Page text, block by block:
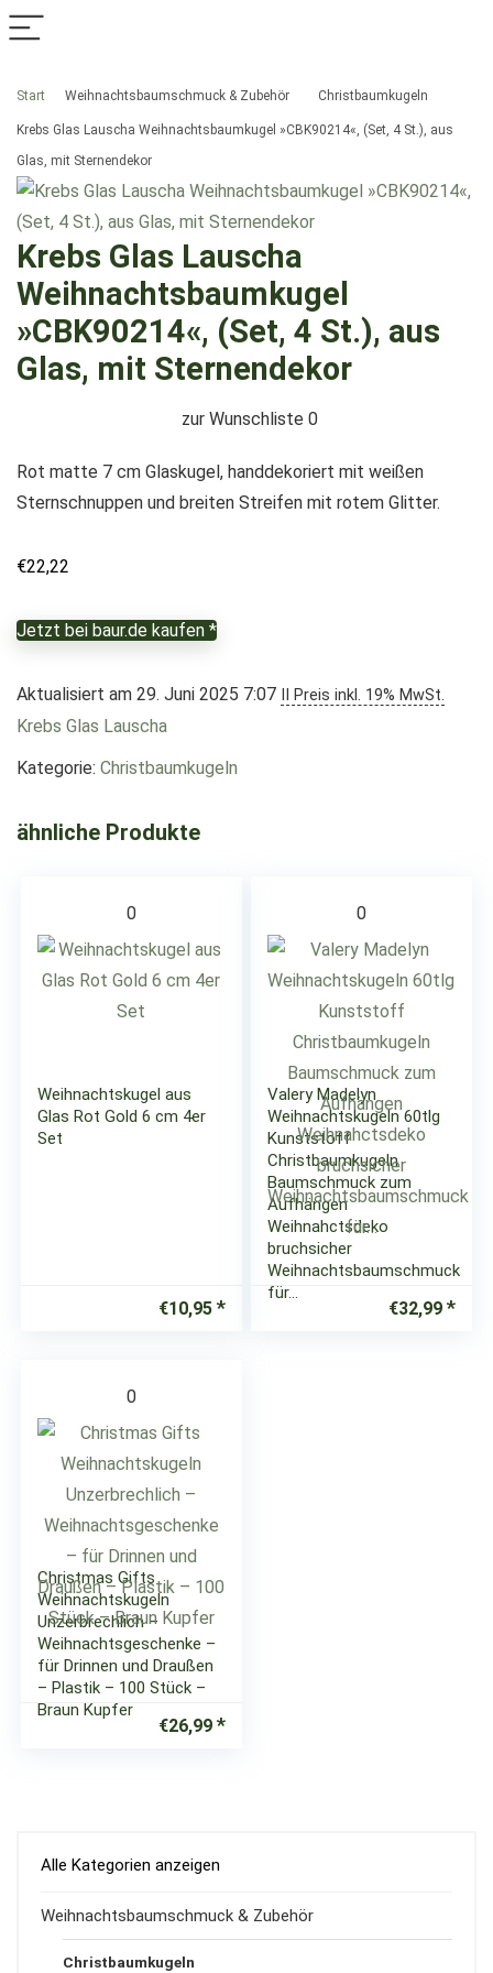
Start Weihnachtsbaumschmuck & Zubehör Christbaumkugeln
Krebs Glas Lauscha Weihnachtsbaumkugel »CBK90214«, (Set, 4 St.), aus
Glas, mit Sternendekor
Krebs Glas Lauscha
Weihnachtsbaumkugel
»CBK90214«, (Set, 4 St.), aus
Glas, mit Sternendekor
zur Wunschliste 0
Rot matte 7 cm Glaskugel, handdekoriert mit weißen
Sternschnuppen und breiten Streifen mit rotem Glitter.
€22,22
Jetzt bei baur.de kaufen *
Aktualisiert am 29. Juni 2025 7:07 II Preis inkl. 19% MwSt.
Krebs Glas Lauscha
Kategorie: Christbaumkugeln
ähnliche Produkte
0
Weihnachtskugel aus
Glas Rot Gold 6 cm 4er
Set
€10,95
0
Valery Madelyn
Weihnachtskugeln 60tlg
Kunststoff
Christbaumkugeln
Baumschmuck zum
Aufhängen
Weihnahctsdeko
bruchsicher
Weihnachtsbaumschmuck
für…
€32,99
0
Christmas Gifts
Weihnachtskugeln
Unzerbrechlich –
Weihnachtsgeschenke –
für Drinnen und Draußen
– Plastik – 100 Stück –
Braun Kupfer
€26,99
Alle Kategorien anzeigen
Weihnachtsbaumschmuck & Zubehör
Christbaumkugeln